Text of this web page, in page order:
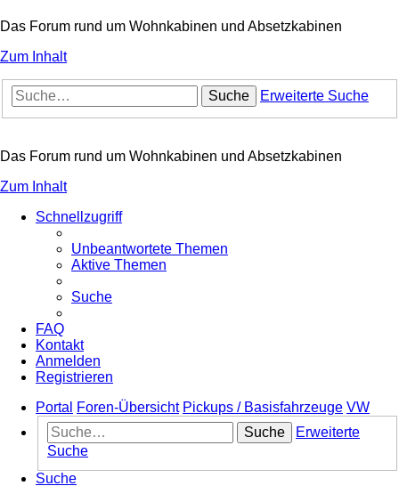
Das Forum rund um Wohnkabinen und Absetzkabinen
Zum Inhalt
Suche Erweiterte Suche
Das Forum rund um Wohnkabinen und Absetzkabinen
Zum Inhalt
Schnellzugriff
Unbeantwortete Themen
Aktive Themen
Suche
FAQ
Kontakt
Anmelden
Registrieren
Portal
Foren-Übersicht Pickups / Basisfahrzeuge VW
Suche
Erweiterte
Suche
Suche